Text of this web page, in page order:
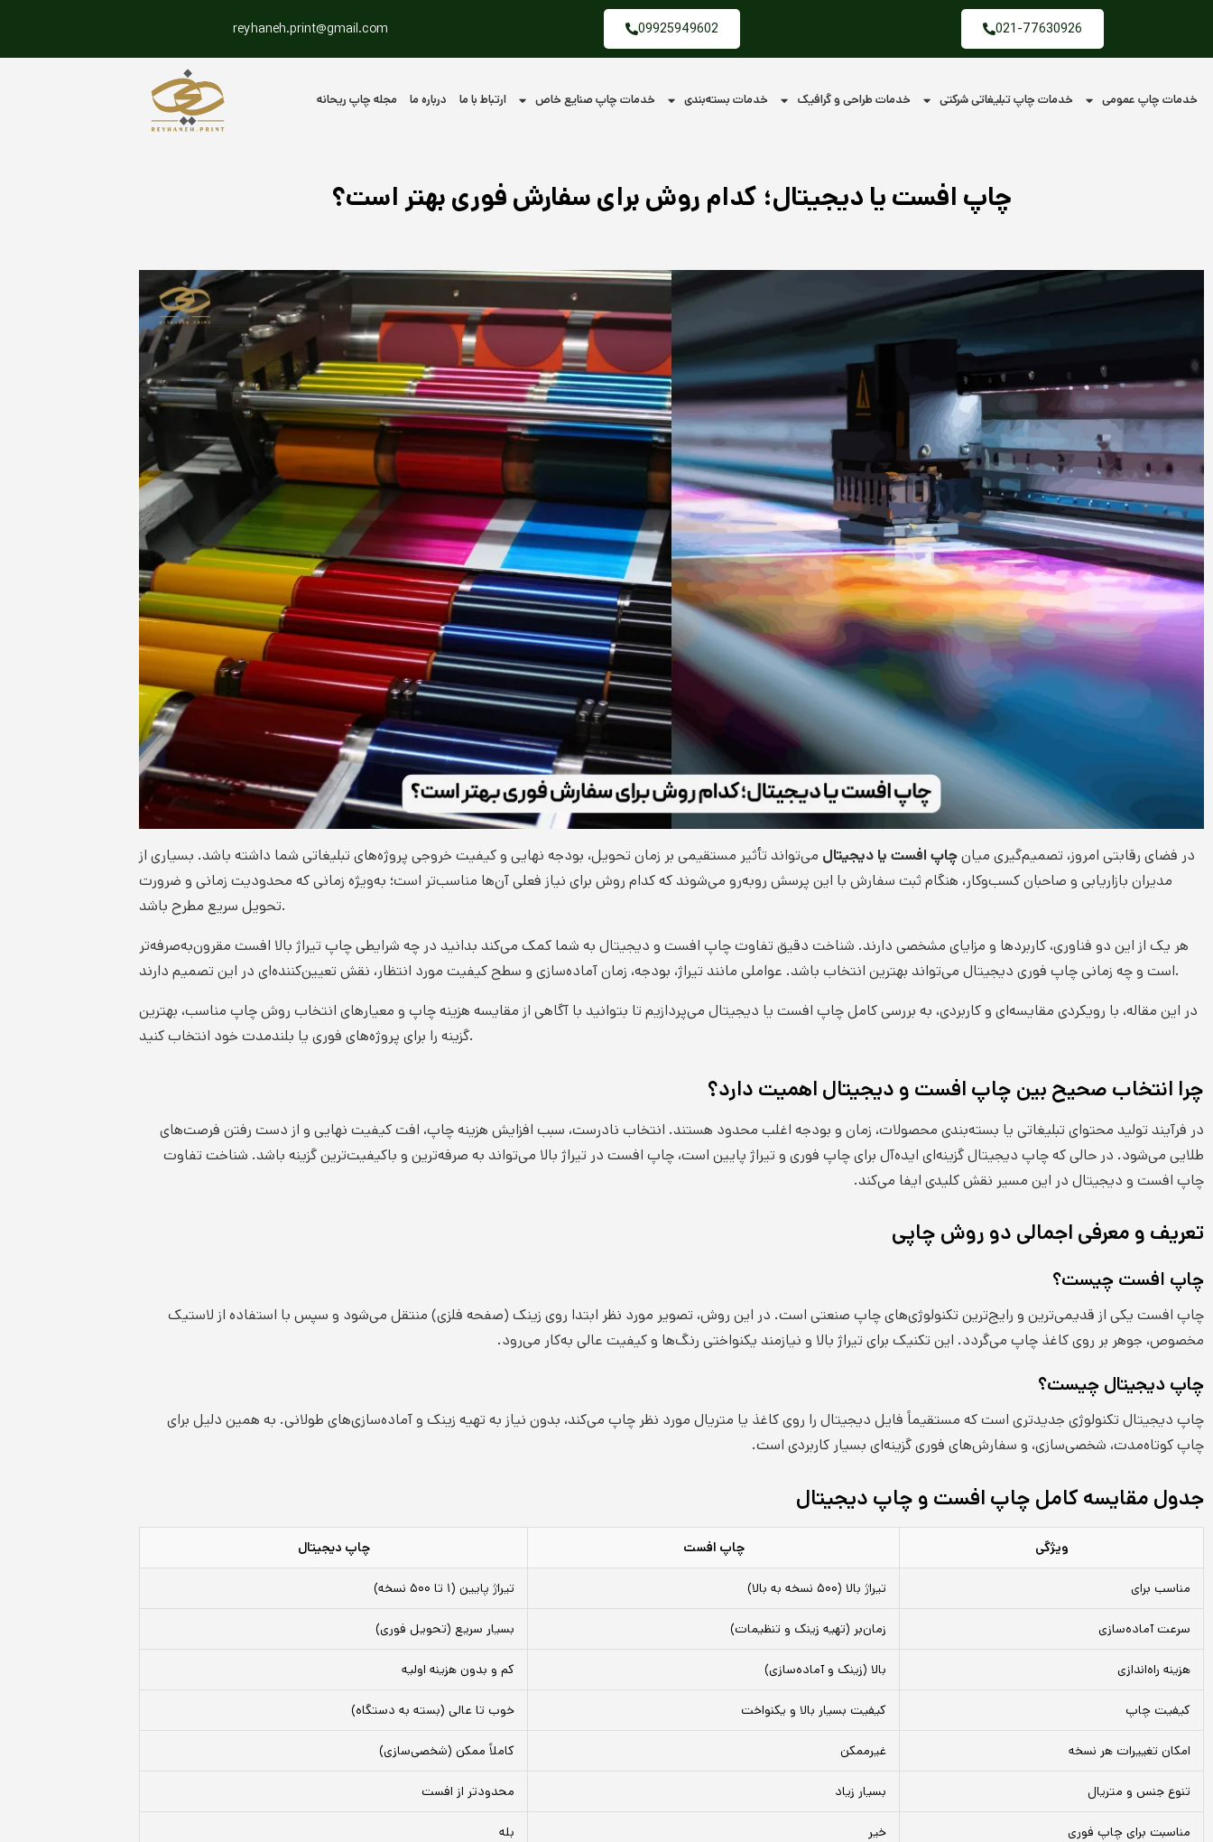
محتوا
021-77630926
09925949602
reyhaneh.print@gmail.com
خدمات چاپ عمومی خدمات چاپ تبلیغاتی شرکتی خدمات طراحی و گرافیک خدمات بسته‌بندی خدمات چاپ صنایع خاص ارتباط با ما درباره ما مجله چاپ ریحانه
چاپ افست یا دیجیتال؛ کدام روش برای سفارش فوری بهتر است؟
در فضای رقابتی امروز، تصمیم‌گیری میانچاپ افست یا دیجیتال می‌تواند تأثیر مستقیمی بر زمان تحویل، بودجه نهایی و کیفیت خروجی پروژه‌های تبلیغاتی شما داشته باشد. بسیاری از
مدیران بازاریابی و صاحبان کسب‌وکار، هنگام ثبت سفارش با این پرسش روبه‌رو می‌شوند که کدام روش برای نیاز فعلی آن‌ها مناسب‌تر است؛ به‌ویژه زمانی که محدودیت زمانی و ضرورت
تحویل سریع مطرح باشد.
هر یک از این دو فناوری، کاربردها و مزایای مشخصی دارند. شناخت دقیق تفاوت چاپ افست و دیجیتال به شما کمک می‌کند بدانید در چه شرایطی چاپ تیراژ بالا افست مقرون‌به‌صرفه‌تر
است و چه زمانی چاپ فوری دیجیتال می‌تواند بهترین انتخاب باشد. عواملی مانند تیراژ، بودجه، زمان آماده‌سازی و سطح کیفیت مورد انتظار، نقش تعیین‌کننده‌ای در این تصمیم دارند.
در این مقاله، با رویکردی مقایسه‌ای و کاربردی، به بررسی کامل چاپ افست یا دیجیتال می‌پردازیم تا بتوانید با آگاهی از مقایسه هزینه چاپ و معیارهای انتخاب روش چاپ مناسب، بهترین
گزینه را برای پروژه‌های فوری یا بلندمدت خود انتخاب کنید.
چرا انتخاب صحیح بین چاپ افست و دیجیتال اهمیت دارد؟
در فرآیند تولید محتوای تبلیغاتی یا بسته‌بندی محصولات، زمان و بودجه اغلب محدود هستند. انتخاب نادرست، سبب افزایش هزینه چاپ، افت کیفیت نهایی و از دست رفتن فرصت‌های
طلایی می‌شود. در حالی که چاپ دیجیتال گزینه‌ای ایده‌آل برای چاپ فوری و تیراژ پایین است، چاپ افست در تیراژ بالا می‌تواند به صرفه‌ترین و باکیفیت‌ترین گزینه باشد. شناخت تفاوت
چاپ افست و دیجیتال در این مسیر نقش کلیدی ایفا می‌کند.
تعریف و معرفی اجمالی دو روش چاپی
چاپ افست چیست؟
چاپ افست یکی از قدیمی‌ترین و رایج‌ترین تکنولوژی‌های چاپ صنعتی است. در این روش، تصویر مورد نظر ابتدا روی زینک (صفحه فلزی) منتقل می‌شود و سپس با استفاده از لاستیک
مخصوص، جوهر بر روی کاغذ چاپ می‌گردد. این تکنیک برای تیراژ بالا و نیازمند یکنواختی رنگ‌ها و کیفیت عالی به‌کار می‌رود.
چاپ دیجیتال چیست؟
چاپ دیجیتال تکنولوژی جدیدتری است که مستقیماً فایل دیجیتال را روی کاغذ یا متریال مورد نظر چاپ می‌کند، بدون نیاز به تهیه زینک و آماده‌سازی‌های طولانی. به همین دلیل برای
چاپ کوتاه‌مدت، شخصی‌سازی، و سفارش‌های فوری گزینه‌ای بسیار کاربردی است.
جدول مقایسه کامل چاپ افست و چاپ دیجیتال
ویژگی چاپ افست چاپ دیجیتال
مناسب برای تیراژ بالا (۵۰۰ نسخه به بالا) تیراژ پایین (۱ تا ۵۰۰ نسخه)
سرعت آماده‌سازی زمان‌بر (تهیه زینک و تنظیمات) بسیار سریع (تحویل فوری)
هزینه راه‌اندازی بالا (زینک و آماده‌سازی) کم و بدون هزینه اولیه
کیفیت چاپ کیفیت بسیار بالا و یکنواخت خوب تا عالی (بسته به دستگاه)
امکان تغییرات هر نسخه غیرممکن کاملاً ممکن (شخصی‌سازی)
تنوع جنس و متریال بسیار زیاد محدودتر از افست
مناسبت برای چاپ فوری خیر بله